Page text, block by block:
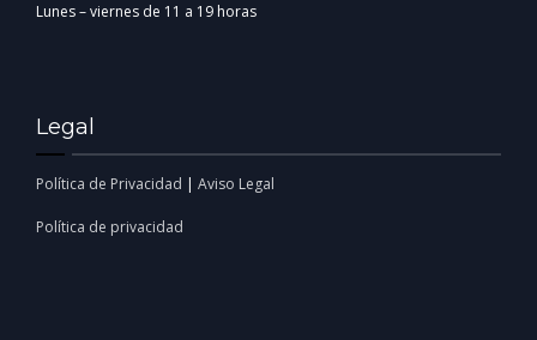
Lunes – viernes de 11 a 19 horas
Legal
Política de Privacidad | Aviso Legal
Política de privacidad